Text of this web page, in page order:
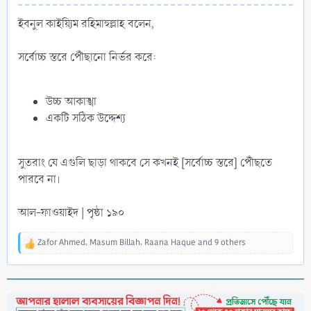
ইবনুল কাইয়্যিম রহিমাহুল্লাহ বলেন,
সর্বোচ্চ স্তরে পৌঁছানো নির্ভর করে:
উচ্চ আকাঙ্খা
একটি সঠিক উদ্দেশ্য
সুতরাং যে এগুলি ছাড়া থাকবে সে কখনই [সর্বোচ্চ স্তরে] পৌঁছতে
পারবে না।
আল-ফাওয়াইদ | পৃষ্ঠা ১৯০
R
t
Zafor Ahmed, Masum Billah, Raana Haque and 9 others